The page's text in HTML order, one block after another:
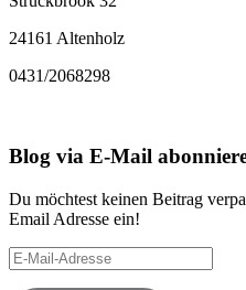
24161 Altenholz
0431/2068298
Blog via E-Mail
Du möchtest keinen Beitrag
Email Adresse ein!
E-
Mail-